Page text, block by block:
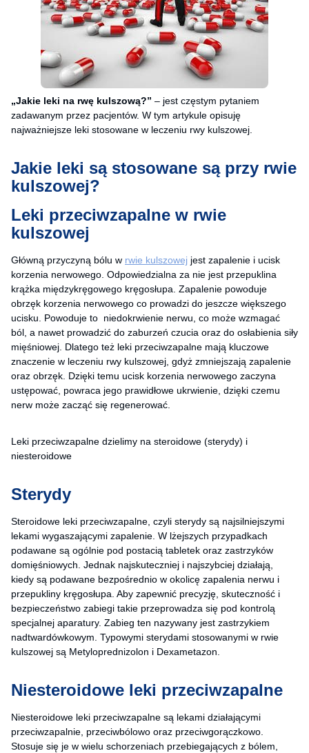
„Jakie leki na rwę kulszową?” – jest częstym pytaniem
zadawanym przez pacjentów. W tym artykule opisuję
najważniejsze leki stosowane w leczeniu rwy kulszowej.
Jakie leki są stosowane są przy rwie
kulszowej?
Leki przeciwzapalne w rwie
kulszowej
Główną przyczyną bólu w rwie kulszowej jest zapalenie i ucisk
korzenia nerwowego. Odpowiedzialna za nie jest przepuklina
krążka międzykręgowego kręgosłupa. Zapalenie powoduje
obrzęk korzenia nerwowego co prowadzi do jeszcze większego
ucisku. Powoduje to niedokrwienie nerwu, co może wzmagać
ból, a nawet prowadzić do zaburzeń czucia oraz do osłabienia siły
mięśniowej. Dlatego też leki przeciwzapalne mają kluczowe
znaczenie w leczeniu rwy kulszowej, gdyż zmniejszają zapalenie
oraz obrzęk. Dzięki temu ucisk korzenia nerwowego zaczyna
ustępować, powraca jego prawidłowe ukrwienie, dzięki czemu
nerw może zacząć się regenerować.
Leki przeciwzapalne dzielimy na steroidowe (sterydy) i
niesteroidowe
Sterydy
Steroidowe leki przeciwzapalne, czyli sterydy są najsilniejszymi
lekami wygaszającymi zapalenie. W lżejszych przypadkach
podawane są ogólnie pod postacią tabletek oraz zastrzyków
domięśniowych. Jednak najskuteczniej i najszybciej działają,
kiedy są podawane bezpośrednio w okolicę zapalenia nerwu i
przepukliny kręgosłupa. Aby zapewnić precyzję, skuteczność i
bezpieczeństwo zabiegi takie przeprowadza się pod kontrolą
specjalnej aparatury. Zabieg ten nazywany jest zastrzykiem
nadtwardówkowym. Typowymi sterydami stosowanymi w rwie
kulszowej są Metyloprednizolon i Dexametazon.
Niesteroidowe leki przeciwzapalne
Niesteroidowe leki przeciwzapalne są lekami działającymi
przeciwzapalnie, przeciwbólowo oraz przeciwgorączkowo.
Stosuje się je w wielu schorzeniach przebiegających z bólem,